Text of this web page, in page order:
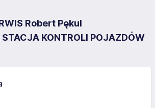
Robert Pękul
KONTROLI POJAZDÓW